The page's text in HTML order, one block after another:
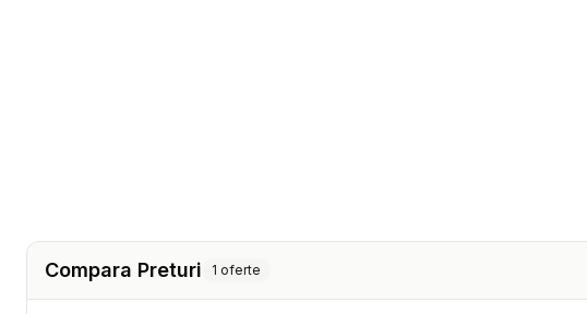
Compara Preturi 1 oferte